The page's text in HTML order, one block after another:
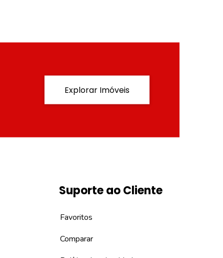
Explorar Imóveis
Suporte ao Cliente
Favoritos
Comparar